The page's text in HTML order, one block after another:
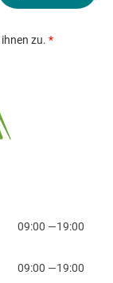
09:00 —19:00
09:00 —19:00